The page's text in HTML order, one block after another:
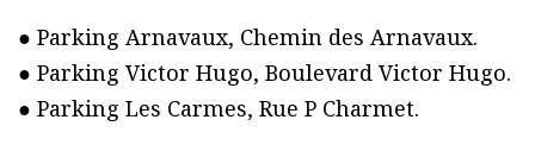
● Parking Arnavaux, Chemin des Arnavaux.
● Parking Victor Hugo, Boulevard Victor Hugo.
● Parking Les Carmes, Rue P Charmet.